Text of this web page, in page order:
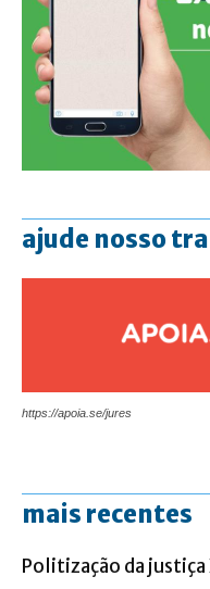
ajude nosso
https://apoia.se/jures
mais recentes
Politização da